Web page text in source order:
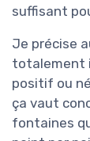
suffisant
Je précise
totalement
positif ou
ça vaut
fontaines